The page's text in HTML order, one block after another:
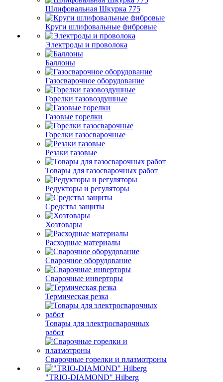
Шлифовальная Шкурка 775
Круги шлифовальные фибровые
Электроды и проволока
Баллоны
Газосварочное оборудование
Горелки газовоздушные
Газовые горелки
Горелки газосварочные
Резаки газовые
Товары для газосварочных работ
Редукторы и регуляторы
Средства защиты
Хозтовары
Расходные материалы
Сварочное оборудование
Сварочные инверторы
Термическая резка
Товары для электросварочных
работ
Сварочные горелки и плазмотроны
"TRIO-DIAMOND" Hilberg